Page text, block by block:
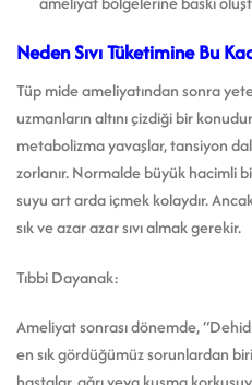
Neden Sıvı Tüketimine Bu
Tüp mide ameliyatından sonra
uzmanların altını çizdiği bir
metabolizma yavaşlar, tansiyon
zorlanır. Normalde büyük hacimli
suyu art arda içmek kolaydır.
sık ve azar azar sıvı almak gerekir.
Tıbbi Dayanak:
Ameliyat sonrası dönemde,
en sık gördüğümüz sorunlardan